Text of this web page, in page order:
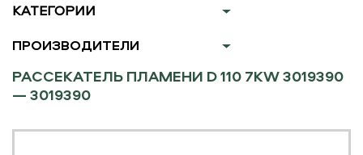
КАТЕГОРИИ
ПРОИЗВОДИТЕЛИ
РАССЕКАТЕЛЬ ПЛАМЕНИ D 110 7KW 3019390
— 3019390